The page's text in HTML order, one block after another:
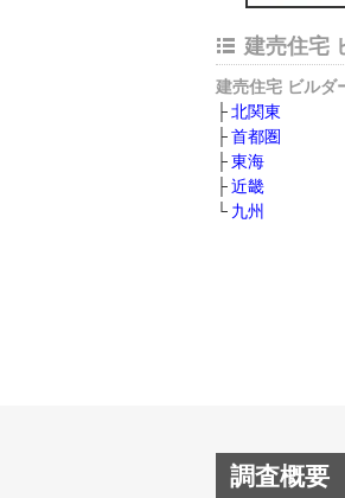
建売住宅
建売住宅 ビルダ
北関東
首都圏
東海
近畿
九州
調査概要